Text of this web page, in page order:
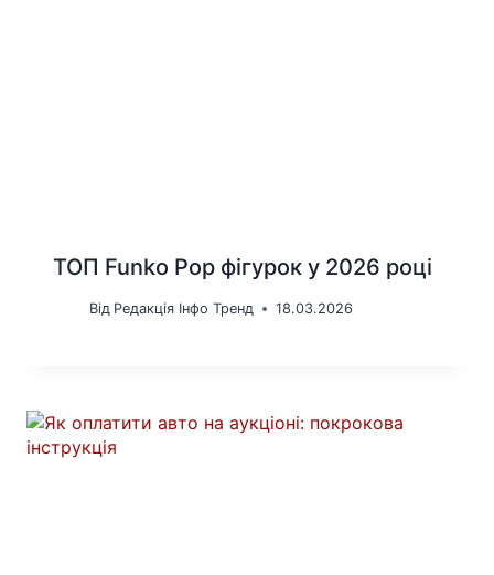
ТОП Funko Pop фігурок у 2026 році
Від Редакція Інфо Тренд 18.03.2026